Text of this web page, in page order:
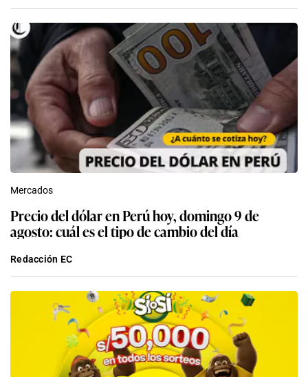
Mercados
Precio del dólar en Perú hoy, domingo 9 de
agosto: cuál es el tipo de cambio del día
Redacción EC